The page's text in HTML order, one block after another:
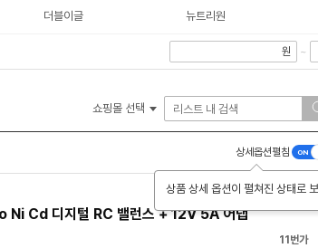
더블이글 뉴트리원
원 ~
쇼핑몰 선택
상세옵션펼침
상품 상세 옵션이 펼쳐진 상태로
Cd 디지털 RC 밸런스 + 12V 5A 어댑
11번가